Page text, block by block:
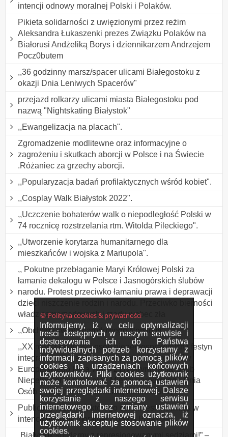
🍪 Polityka cookies & prywatności
Informujemy, iż w celu optymalizacji
treści dostępnych w naszym serwisie i
dostosowania ich do Państwa
indywidualnych potrzeb korzystamy z
informacji zapisanych za pomocą plików
cookies na urządzeniach końcowych
użytkowników. Pliki cookies użytkownik
może kontrolować za pomocą ustawień
swojej przeglądarki internetowej. Dalsze
korzystanie z naszego serwisu
internetowego bez zmiany ustawień
przeglądarki internetowej oznacza, iż
użytkownik akceptuje stosowanie plików
cookies.
intencji odnowy moralnej Polski i Polaków.
Pikieta solidarności z uwięzionymi przez reżim
Aleksandra Łukaszenki prezes Związku Polaków na
Białorusi Andżeliką Borys i dziennikarzem Andrzejem
Pocz0butem
,,36 godzinny marsz/spacer ulicami Białegostoku z
okazji Dnia Leniwych Spacerów"
przejazd rolkarzy ulicami miasta Białegostoku pod
nazwą "Nightskating Białystok"
,,Ewangelizacja na placach".
Zgromadzenie modlitewne oraz informacyjne o
zagrożeniu i skutkach aborcji w Polsce i na Świecie
.Różaniec za grzechy aborcji.
,,Popularyzacja badań profilaktycznych wśród kobiet".
,,Cosplay Walk Białystok 2022".
,,Uczczenie bohaterów walk o niepodległość Polski w
74 rocznicę rozstrzelania rtm. Witolda Pileckiego".
,,Utworzenie korytarza humanitarnego dla
mieszkańców i wojska z Mariupola".
,, Pokutne przebłaganie Maryi Królowej Polski za
łamanie dekalogu w Polsce i Jasnogórskich ślubów
narodu. Protest przeciwko łamaniu prawa i deprawacji
dzieci niszczenie rodzin i narodu. Przeciwko bierności
władz samorządowych i rządu wobec zła
,,Obchody święta narodowego Norwegii".
,,XX marsz godności osób niepełnosprawnych i festyn
integracyjny organizowany w ramach obchodów
Europejskiego Dnia Walki z Dyskryminacją Osób
Niepełnosprawnych oraz Międzynarodowego Dnia
Osób z Niepełnosprawnością Intelektualną".
Publiczny różaniec, którego celem jest modlitwa w
intencji odnowy moralnej Polski i Polaków.
„Białystok solidarny z represjonowanymi sędziami!” –